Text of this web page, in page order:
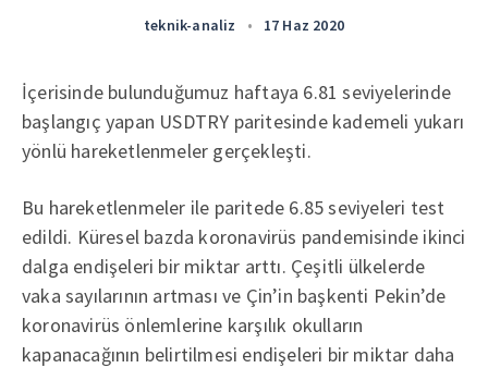
teknik-analiz • 17 Haz 2020
İçerisinde bulunduğumuz haftaya 6.81 seviyelerinde
başlangıç yapan USDTRY paritesinde kademeli yukarı
yönlü hareketlenmeler gerçekleşti.
Bu hareketlenmeler ile paritede 6.85 seviyeleri test
edildi. Küresel bazda koronavirüs pandemisinde ikinci
dalga endişeleri bir miktar arttı. Çeşitli ülkelerde
vaka sayılarının artması ve Çin’in başkenti Pekin’de
koronavirüs önlemlerine karşılık okulların
kapanacağının belirtilmesi endişeleri bir miktar daha